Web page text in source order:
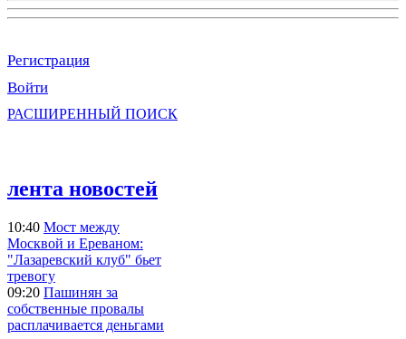
Регистрация
Войти
РАСШИРЕННЫЙ ПОИСК
лента новостей
10:40 Мост между
Москвой и Ереваном:
"Лазаревский клуб" бьет
тревогу
09:20 Пашинян за
собственные провалы
расплачивается деньгами